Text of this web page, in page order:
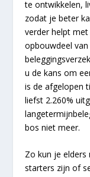
te ontwikkelen,
zodat je beter
verder helpt
opbouwdeel
u de kans om
is de afgelopen
liefst 2.260%
bos niet meer.
Zo kun je
starters zijn of